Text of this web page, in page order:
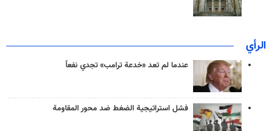
الرأي
عندما لم تعد «خدعة ترامب» تجدي نفعاً
فشل استراتيجية الضغط ضد محور المقاومة